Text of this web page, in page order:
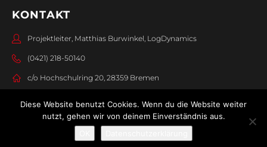
KONTAKT
Projektleiter, Matthias Burwinkel, LogDynamics
(0421) 218-50140
c/o Hochschulring 20, 28359 Bremen
© 2026 BreLogIK - Datenschutz
Diese Website benutzt Cookies. Wenn du die Website weiter
nutzt, gehen wir von deinem Einverständnis aus.